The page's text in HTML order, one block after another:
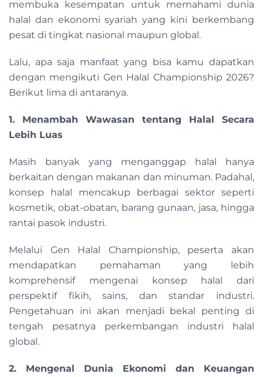
membuka kesempatan untuk memahami dunia
halal dan ekonomi syariah yang kini berkembang
pesat di tingkat nasional maupun global.
Lalu, apa saja manfaat yang bisa kamu dapatkan
dengan mengikuti Gen Halal Championship 2026?
Berikut lima di antaranya.
1. Menambah Wawasan tentang Halal Secara
Lebih Luas
Masih banyak yang menganggap halal hanya
berkaitan dengan makanan dan minuman. Padahal,
konsep halal mencakup berbagai sektor seperti
kosmetik, obat-obatan, barang gunaan, jasa, hingga
rantai pasok industri.
Melalui Gen Halal Championship, peserta akan
mendapatkan pemahaman yang lebih
komprehensif mengenai konsep halal dari
perspektif fikih, sains, dan standar industri.
Pengetahuan ini akan menjadi bekal penting di
tengah pesatnya perkembangan industri halal
global.
2. Mengenal Dunia Ekonomi dan Keuangan